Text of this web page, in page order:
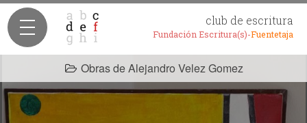
club de escritura
Fundación Escritura(s)-Fuentetaja
Obras de Alejandro Velez Gomez